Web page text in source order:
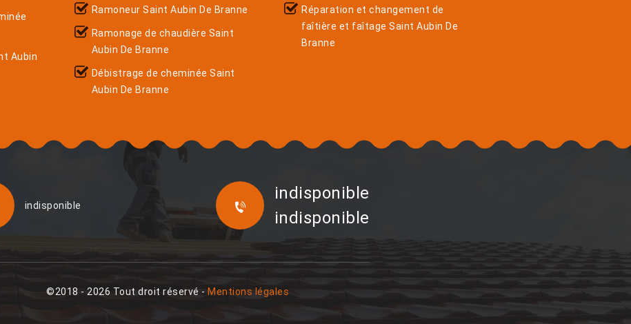
Aubin
Ramoneur Saint Aubin De Branne
Ramonage de chaudière Saint
Aubin De Branne
Débistrage de cheminée Saint
Aubin De Branne
Réparation et changement de
faîtière et faîtage Saint Aubin De
Branne
indisponible
indisponible
indisponible
©2018 - 2026 Tout droit réservé - Mentions légales